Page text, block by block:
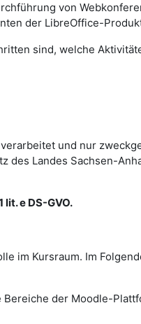
von
der LibreOffice-
sind, welche
und nur
Landes Sachsen-
e DS-GVO.
im Kursraum. Im
der Moodle-